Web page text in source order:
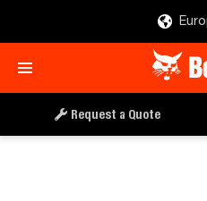
Request a Quote